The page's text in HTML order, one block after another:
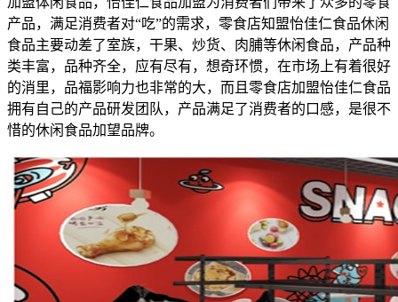
产品，满足消费者对“吃”的需求，零食店知盟怡佳仁食品休闲
食品主要动差了室族，干果、炒货、肉脯等休闲食品，产品种
类丰富，品种齐全，应有尽有，想奇环惯，在市场上有着很好
的消里，品福影响力也非常的大，而且零食店加盟怡佳仁食品
拥有自己的产品研发团队，产品满足了消费者的口感，是很不
惜的休闲食品加望品牌。